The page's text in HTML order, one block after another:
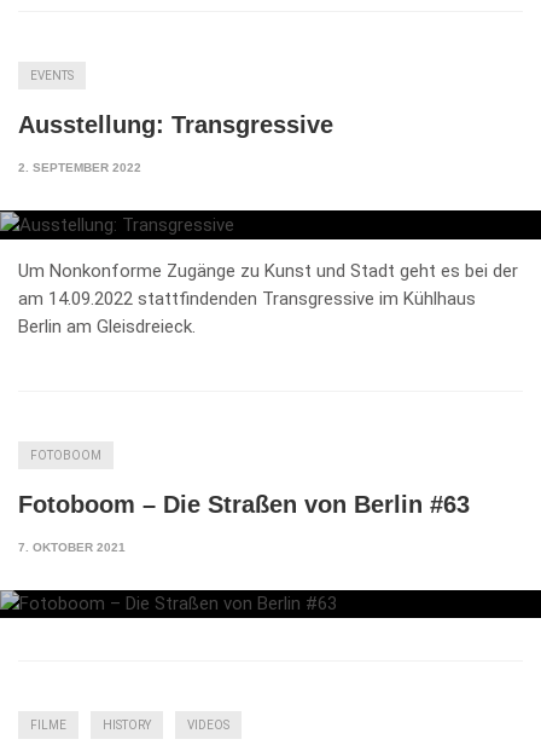
EVENTS
Ausstellung: Transgressive
2. SEPTEMBER 2022
Um Nonkonforme Zugänge zu Kunst und Stadt geht es bei der
am 14.09.2022 stattfindenden Transgressive im Kühlhaus
Berlin am Gleisdreieck.
FOTOBOOM
Fotoboom – Die Straßen von Berlin #63
7. OKTOBER 2021
FILME HISTORY VIDEOS